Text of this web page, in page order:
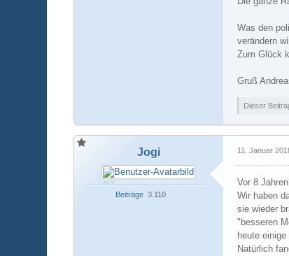
Was den
verändern
Zum Glück
Gruß
Dieser
Jogi
Beiträge 3.110
11. Januar
Vor 8
Wir haben
sie wieder
"besseren
heute
Natürlich